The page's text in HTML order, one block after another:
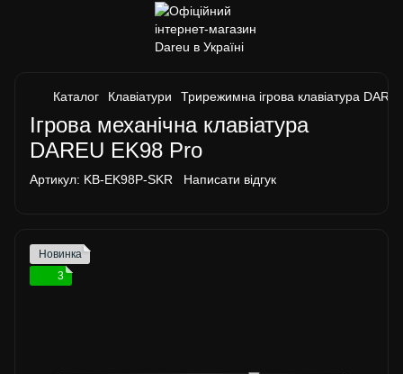
Каталог Клавіатури Трирежимна ігрова клавіатура
Ігрова механічна клавіатура
DAREU EK98 Pro
Артикул: KB-EK98P-SKR Написати відгук
Новинка
3